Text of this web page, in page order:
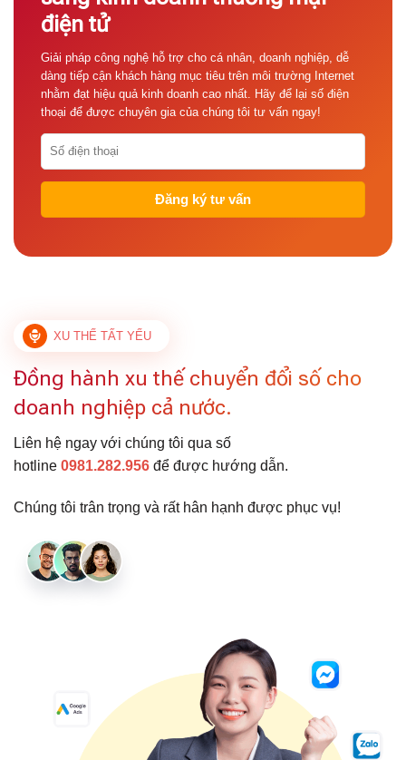
điện tử
Giải pháp công nghệ hỗ trợ cho cá nhân, doanh nghiệp, dễ
dàng tiếp cận khách hàng mục tiêu trên môi trường Internet
nhằm đạt hiệu quả kinh doanh cao nhất. Hãy để lại số điện
thoại để được chuyên gia của chúng tôi tư vấn ngay!
XU THẾ TẤT YẾU
Đồng hành xu thế chuyển đổi số cho
doanh nghiệp cả nước.
Liên hệ ngay với chúng tôi qua số
hotline 0981.282.956 để được hướng dẫn.
Chúng tôi trân trọng và rất hân hạnh được phục vụ!